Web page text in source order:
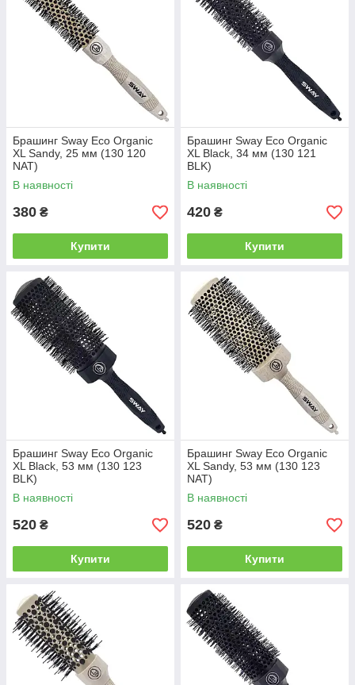
Брашинг Sway Eco Organic
XL Sandy, 25 мм (130 120
NAT)
В наявності
380 ₴
Купити
Брашинг Sway Eco Organic
XL Black, 34 мм (130 121
BLK)
В наявності
420 ₴
Купити
Брашинг Sway Eco Organic
XL Black, 53 мм (130 123
BLK)
В наявності
520 ₴
Купити
Брашинг Sway Eco Organic
XL Sandy, 53 мм (130 123
NAT)
В наявності
520 ₴
Купити